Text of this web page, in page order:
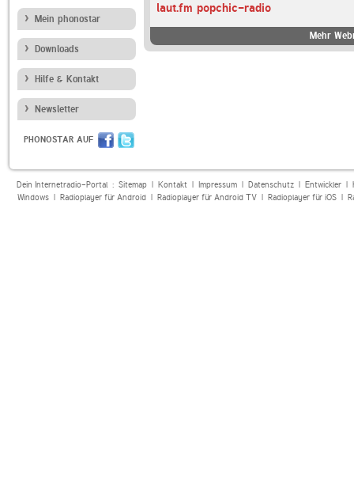
Mein phonostar
Downloads
Hilfe & Kontakt
Newsletter
PHONOSTAR AUF
laut.fm popchic-radio
Mehr
Dein Internetradio-Portal : Sitemap| Kontakt| Impressum| Datenschutz| Entwickler|
Windows| Radioplayer für Android| Radioplayer für Android TV| Radioplayer für iOS|